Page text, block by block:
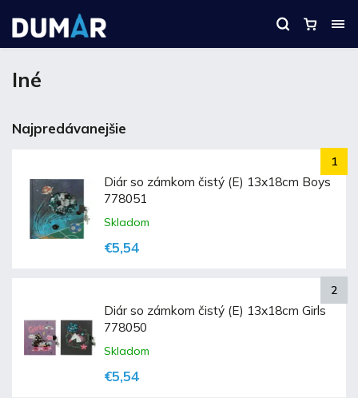
Iné
Najpredávanejšie
Diár so zámkom čistý (E) 13x18cm Boys
778051
Skladom
€5,54
Diár so zámkom čistý (E) 13x18cm Girls
778050
Skladom
€5,54